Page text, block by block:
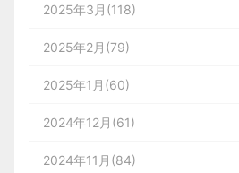
2025年3月(118)
2025年2月(79)
2025年1月(60)
2024年12月(61)
2024年11月(84)